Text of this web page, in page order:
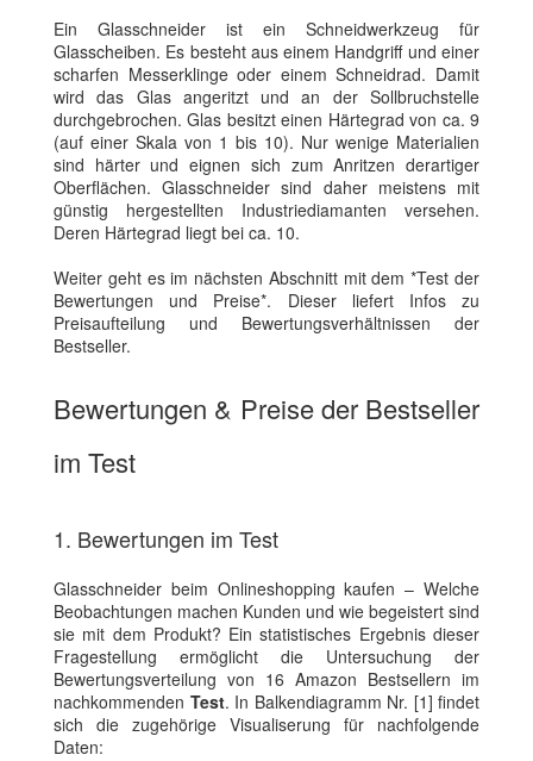
Ein Glasschneider ist ein Schneidwerkzeug für
Glasscheiben. Es besteht aus einem Handgriff und einer
scharfen Messerklinge oder einem Schneidrad. Damit
wird das Glas angeritzt und an der Sollbruchstelle
durchgebrochen. Glas besitzt einen Härtegrad von ca. 9
(auf einer Skala von 1 bis 10). Nur wenige Materialien
sind härter und eignen sich zum Anritzen derartiger
Oberflächen. Glasschneider sind daher meistens mit
günstig hergestellten Industriediamanten versehen.
Deren Härtegrad liegt bei ca. 10.
Weiter geht es im nächsten Abschnitt mit dem *Test der
Bewertungen und Preise*. Dieser liefert Infos zu
Preisaufteilung und Bewertungsverhältnissen der
Bestseller.
Bewertungen & Preise der Bestseller
im Test
1. Bewertungen im Test
Glasschneider beim Onlineshopping kaufen – Welche
Beobachtungen machen Kunden und wie begeistert sind
sie mit dem Produkt? Ein statistisches Ergebnis dieser
Fragestellung ermöglicht die Untersuchung der
Bewertungsverteilung von 16 Amazon Bestsellern im
nachkommenden Test. In Balkendiagramm Nr. [1] findet
sich die zugehörige Visualiserung für nachfolgende
Daten: